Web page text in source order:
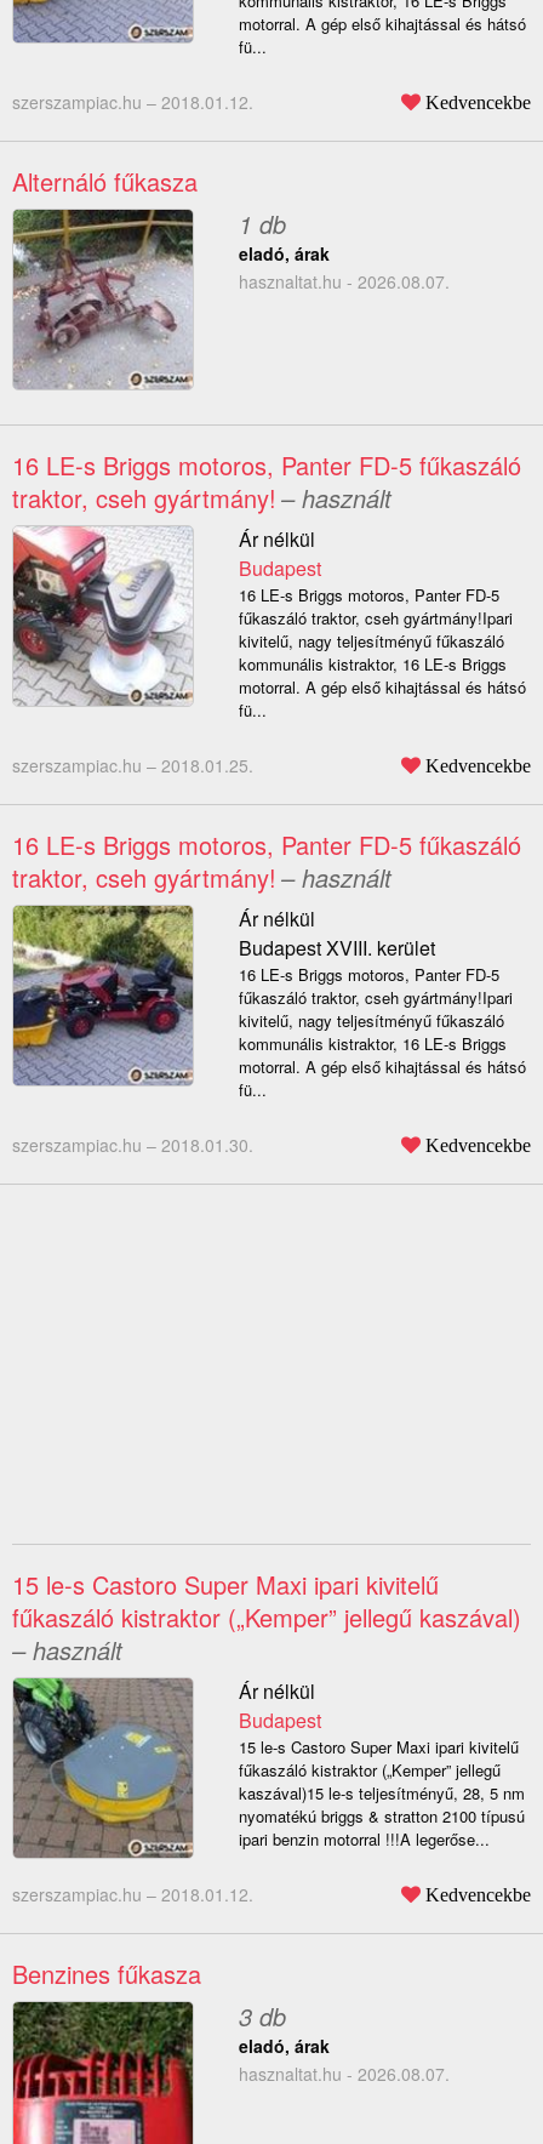
motorral. A gép első kihajtással és hátsó
fü...
szerszampiac.hu – 2018.01.12. Kedvencekbe
Alternáló fűkasza
1 db
eladó, árak
hasznaltat.hu - 2026.08.07.
16 LE-s Briggs motoros, Panter FD-5 fűkaszáló
traktor, cseh gyártmány! – használt
Ár nélkül
Budapest
16 LE-s Briggs motoros, Panter FD-5
fűkaszáló traktor, cseh gyártmány!Ipari
kivitelű, nagy teljesítményű fűkaszáló
kommunális kistraktor, 16 LE-s Briggs
motorral. A gép első kihajtással és hátsó
fü...
szerszampiac.hu – 2018.01.25. Kedvencekbe
16 LE-s Briggs motoros, Panter FD-5 fűkaszáló
traktor, cseh gyártmány! – használt
Ár nélkül
Budapest XVIII. kerület
16 LE-s Briggs motoros, Panter FD-5
fűkaszáló traktor, cseh gyártmány!Ipari
kivitelű, nagy teljesítményű fűkaszáló
kommunális kistraktor, 16 LE-s Briggs
motorral. A gép első kihajtással és hátsó
fü...
szerszampiac.hu – 2018.01.30. Kedvencekbe
15 le-s Castoro Super Maxi ipari kivitelű
fűkaszáló kistraktor („Kemper” jellegű kaszával)
– használt
Ár nélkül
Budapest
15 le-s Castoro Super Maxi ipari kivitelű
fűkaszáló kistraktor („Kemper” jellegű
kaszával)15 le-s teljesítményű, 28, 5 nm
nyomatékú briggs & stratton 2100 típusú
ipari benzin motorral !!!A legerőse...
szerszampiac.hu – 2018.01.12. Kedvencekbe
Benzines fűkasza
3 db
eladó, árak
hasznaltat.hu - 2026.08.07.